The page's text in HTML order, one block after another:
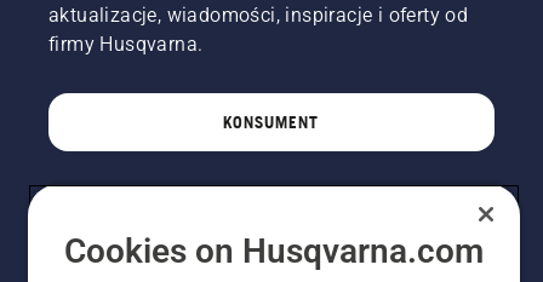
aktualizacje, wiadomości, inspiracje i oferty od
firmy Husqvarna.
KONSUMENT
Cookies on Husqvarna.com